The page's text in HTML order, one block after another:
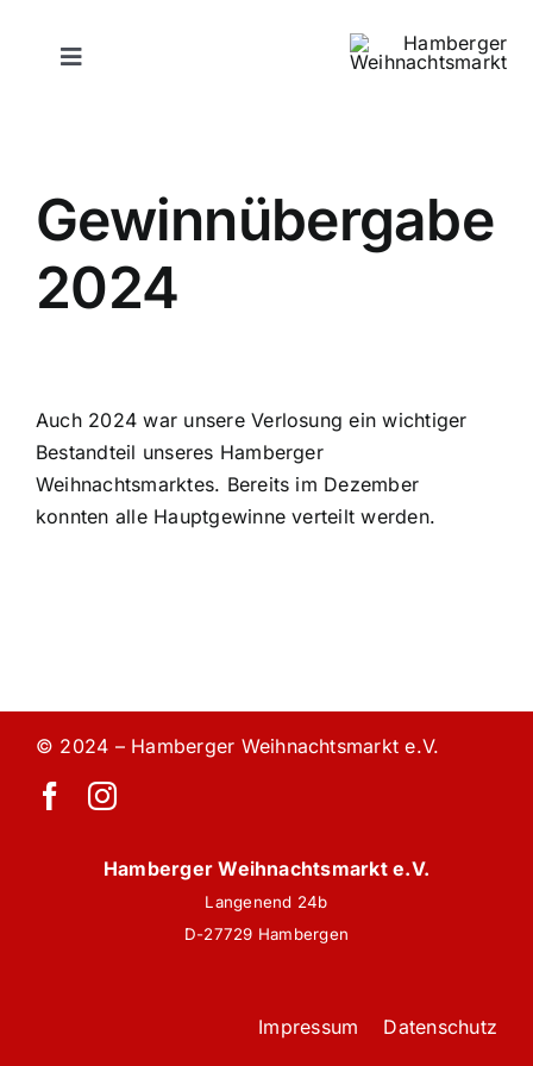
Toggle
Marktordnung
Gebührenordnung
Impressum
Ausstelleranmeldung
Gewinnübergabe
2024
Auch 2024 war unsere Verlosung ein wichtiger
Bestandteil unseres Hamberger
Weihnachtsmarktes. Bereits im Dezember
konnten alle Hauptgewinne verteilt werden.
© 2024 – Hamberger Weihnachtsmarkt e.V.
Hamberger Weihnachtsmarkt e.V.
Langenend 24b
D-27729 Hambergen
Impressum Datenschutz